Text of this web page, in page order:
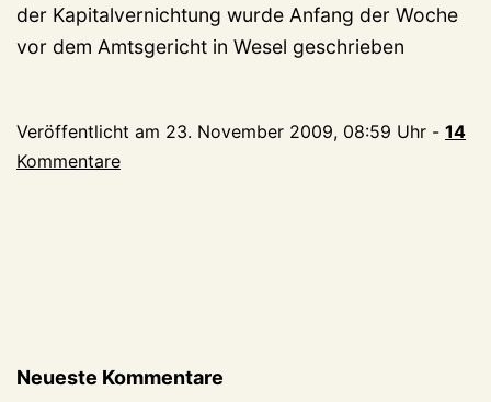
der Kapitalvernichtung wurde Anfang der Woche
vor dem Amtsgericht in Wesel geschrieben
Veröffentlicht am 23. November 2009, 08:59 Uhr - 14
Kommentare
Neueste Kommentare